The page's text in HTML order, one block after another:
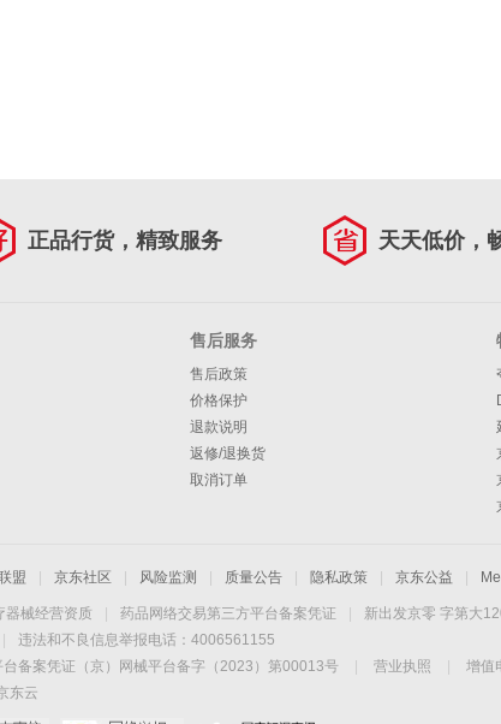
正品行货，精致服务 天天低价，
售后服务
售后政策
价格保护
退款说明
返修/退换货
取消订单
盟 京东社区 风险监测 质量公告 隐私政策 京东公益
器械经营资质 药品网络交易第三方平台备案凭证
新出发京零 字第大
违法和不良信息举报电话：4006561155
台备案凭证（京）网械平台备字（2023）第00013号 营业执照
增值
东云